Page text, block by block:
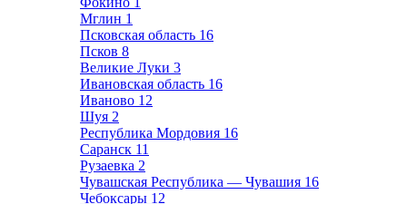
Мглин 1
Псковская область 16
Псков 8
Великие Луки 3
Ивановская область 16
Иваново 12
Шуя 2
Республика Мордовия 16
Саранск 11
Рузаевка 2
Чувашская Республика — Чувашия 16
Чебоксары 12